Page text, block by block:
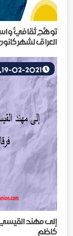
توهّجٌ ثقافيٌّ
العراق لشهر كانون
إلى مهند القيسي
كاظم